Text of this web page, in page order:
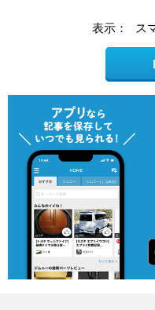
表示： ス